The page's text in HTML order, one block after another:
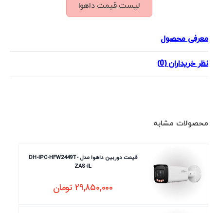
لیست قیمت داهوا
معرفی محصول
نظر خریداران (0)
محصولات مشابه
قیمت دوربین داهوا مدل DH-IPC-HFW2449T-
ZAS-IL
29,850,000تومان